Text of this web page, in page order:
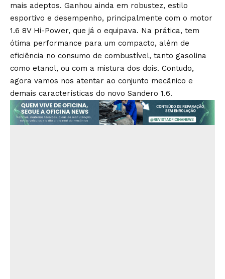
mais adeptos. Ganhou ainda em robustez, estilo
esportivo e desempenho, principalmente com o motor
1.6 8V Hi-Power, que já o equipava. Na prática, tem
ótima performance para um compacto, além de
eficiência no consumo de combustível, tanto gasolina
como etanol, ou com a mistura dos dois. Contudo,
agora vamos nos atentar ao conjunto mecânico e
demais características do novo Sandero 1.6.